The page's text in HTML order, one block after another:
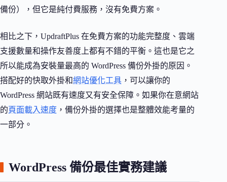
備份），但它是純付費服務，沒有免費方案。
相比之下，UpdraftPlus 在免費方案的功能完整度、雲端
支援數量和操作友善度上都有不錯的平衡。這也是它之
所以能成為安裝量最高的 WordPress 備份外掛的原因。
搭配好的快取外掛和網站優化工具 ，可以讓你的
WordPress 網站既有速度又有安全保障。如果你在意網站
的頁面載入速度 ，備份外掛的選擇也是整體效能考量的
一部分。
WordPress 備份最佳實務建議